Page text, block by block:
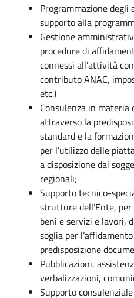
Programmazione degli
supporto alla
Gestione
procedure di
connessi all’attività
contributo ANAC,
etc.)
Consulenza in
attraverso la
standard e la
per l’utilizzo delle
a disposizione dai
regionali;
Supporto tecnico-
strutture dell’Ente,
beni e servizi e lavori,
soglia per
predisposizione
Pubblicazioni,
verbalizzazioni,
Supporto